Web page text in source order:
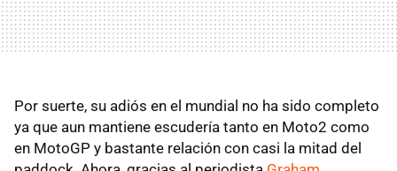
Por suerte, su adiós en el mundial no ha sido completo
ya que aun mantiene escudería tanto en Moto2 como
en MotoGP y bastante relación con casi la mitad del